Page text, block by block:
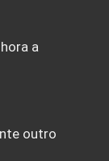
a
outro